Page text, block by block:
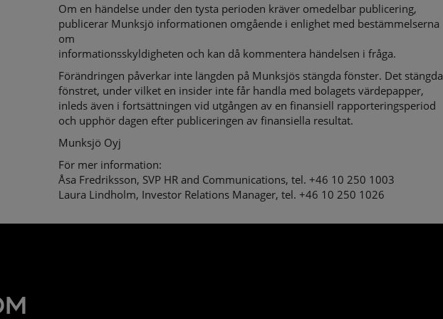
Om en händelse under den tysta perioden kräver omedelbar publicering,
publicerar Munksjö informationen omgående i enlighet med bestämmelserna
om
informationsskyldigheten och kan då kommentera händelsen i fråga.
Förändringen påverkar inte längden på Munksjös stängda fönster. Det stängda
fönstret, under vilket en insider inte får handla med bolagets värdepapper,
inleds även i fortsättningen vid utgången av en finansiell rapporteringsperiod
och upphör dagen efter publiceringen av finansiella resultat.
Munksjö Oyj
För mer information:
Åsa Fredriksson, SVP HR and Communications, tel. +46 10 250 1003
Laura Lindholm, Investor Relations Manager, tel. +46 10 250 1026